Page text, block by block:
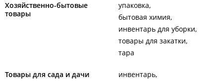
Хозяйственно-бытовые
товары
упаковка
бытовая химия
инвентарь для уборки
товары для закатки
тара
Товары для сада и дачи
инвентарь